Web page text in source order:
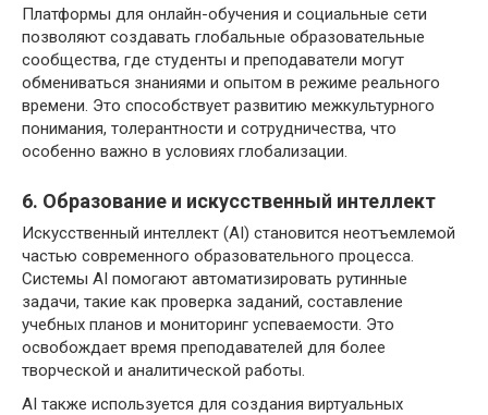
Платформы для онлайн-обучения и социальные сети
позволяют создавать глобальные образовательные
сообщества, где студенты и преподаватели могут
обмениваться знаниями и опытом в режиме реального
времени. Это способствует развитию межкультурного
понимания, толерантности и сотрудничества, что
особенно важно в условиях глобализации.
6. Образование и искусственный интеллект
Искусственный интеллект (AI) становится неотъемлемой
частью современного образовательного процесса.
Системы AI помогают автоматизировать рутинные
задачи, такие как проверка заданий, составление
учебных планов и мониторинг успеваемости. Это
освобождает время преподавателей для более
творческой и аналитической работы.
AI также используется для создания виртуальных